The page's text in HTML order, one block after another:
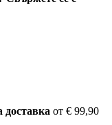
доставка от € 99,90